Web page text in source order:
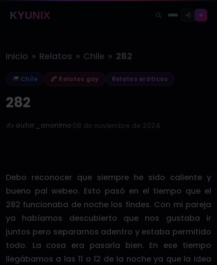
KYUNIX
Inicio » Relatos » Chile » 282
Chile Relatos gay Relatos eróticos
282
✍️ autor_anonimo 08 de noviembre de 2024
Debo reconocer que siempre he sido caliente y
bueno pal webeo. Esto pasó en el tiempo que el
282 funcionaba de noche los findes. Con mi pareja
ya habíamos descubierto que nos gustaba ir
juntos pero separarnos adentro y estaba permitido
todo. La cosa era pasarla bien. En ese tiempo
llegábamos a las 11 o 12 de la noche ya que la idea